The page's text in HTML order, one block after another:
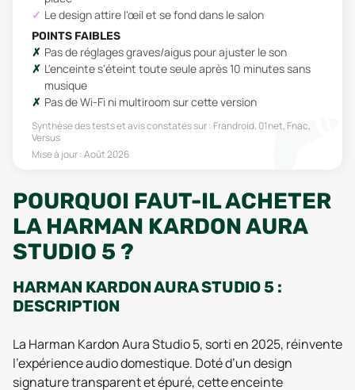
Le design attire l'œil et se fond dans le salon
POINTS FAIBLES
Pas de réglages graves/aigus pour ajuster le son
L'enceinte s'éteint toute seule après 10 minutes sans
musique
Pas de Wi-Fi ni multiroom sur cette version
Synthèse des tests et avis constatés sur : Frandroid, 01net, Fnac,
Versus
Mise à jour :Août 2026
POURQUOI FAUT-IL ACHETER
LA HARMAN KARDON AURA
STUDIO 5 ?
HARMAN KARDON AURA STUDIO 5 :
DESCRIPTION
La Harman Kardon Aura Studio 5, sorti en 2025, réinvente
l’expérience audio domestique. Doté d’un design
signature transparent et épuré, cette enceinte